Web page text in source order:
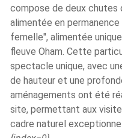
compose de deux chutes
alimentée en
femelle", alimentée
fleuve Oham. Cette
spectacle unique, avec
de hauteur et une
aménagements ont été
site, permettant aux
cadre naturel